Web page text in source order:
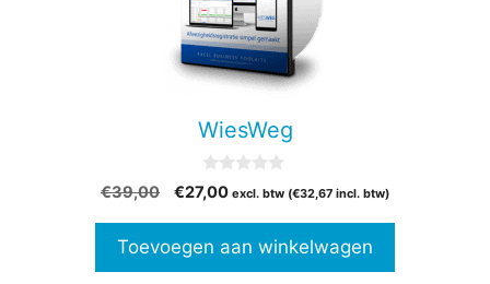
WiesWeg
0
v
5
€39,00
Oorspronkelijke
€39,00.
€27,00Huidige
€27,00.
excl. btw (€32,67 incl. btw)
Toevoegen aan winkelwagen